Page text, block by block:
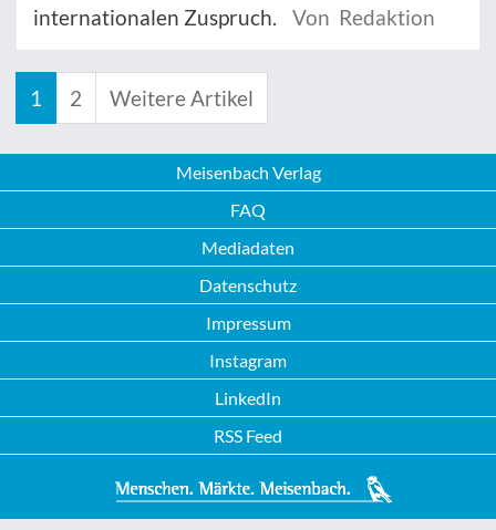
internationalen Zuspruch.
Von Redaktion
1 2 Weitere Artikel
Meisenbach Verlag
FAQ
Mediadaten
Datenschutz
Impressum
Instagram
LinkedIn
RSS Feed